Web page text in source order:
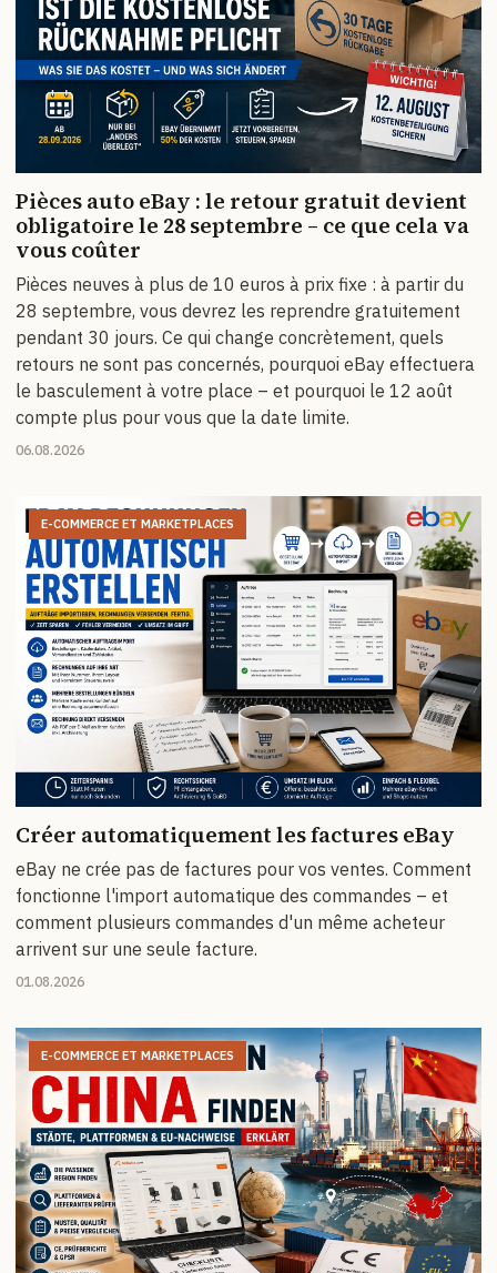
Pièces auto eBay : le retour gratuit devient
obligatoire le 28 septembre – ce que cela va
vous coûter
Pièces neuves à plus de 10 euros à prix fixe : à partir du
28 septembre, vous devrez les reprendre gratuitement
pendant 30 jours. Ce qui change concrètement, quels
retours ne sont pas concernés, pourquoi eBay effectuera
le basculement à votre place – et pourquoi le 12 août
compte plus pour vous que la date limite.
06.08.2026
E-COMMERCE ET MARKETPLACES
Créer automatiquement les factures eBay
eBay ne crée pas de factures pour vos ventes. Comment
fonctionne l'import automatique des commandes – et
comment plusieurs commandes d'un même acheteur
arrivent sur une seule facture.
01.08.2026
E-COMMERCE ET MARKETPLACES